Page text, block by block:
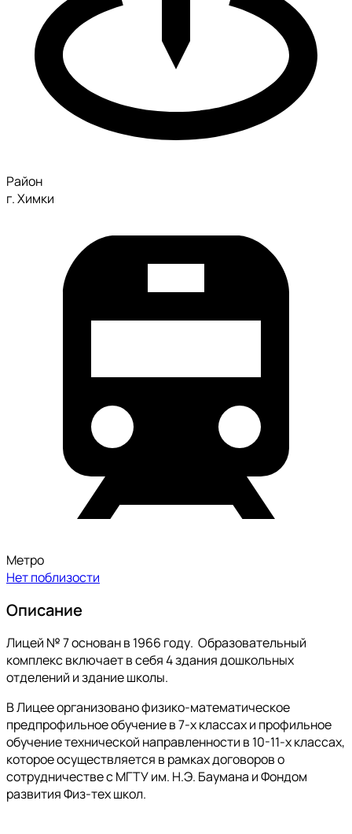
Район
г. Химки
Метро
Нет поблизости
Описание
Лицей № 7 основан в 1966 году. Образовательный
комплекс включает в себя 4 здания дошкольных
отделений и здание школы.
В Лицее организовано физико-математическое
предпрофильное обучение в 7-х классах и профильное
обучение технической направленности в 10-11-х классах,
которое осуществляется в рамках договоров о
сотрудничестве с МГТУ им. Н.Э. Баумана и Фондом
развития Физ-тех школ.